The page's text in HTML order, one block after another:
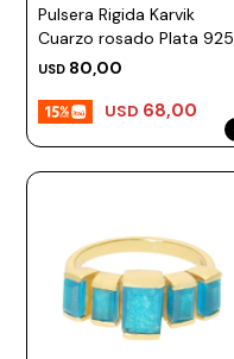
Pulsera Rigida Karvik
Cuarzo rosado Plata 925
USD 80,00
USD 68,00
Jansport
Karvik
Prune
Kaweco
EmpresaCompra